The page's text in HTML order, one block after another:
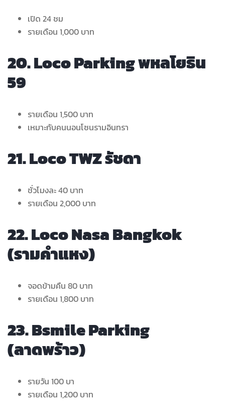
เปิด 24 ชม
รายเดือน 1,000 บาท
20. Loco Parking พหลโยธิน
59
รายเดือน 1,500 บาท
เหมาะกับคนนอนโซนรามอินทรา
21. Loco TWZ รัชดา
ชั่วโมงละ 40 บาท
รายเดือน 2,000 บาท
22. Loco Nasa Bangkok
(รามคำแหง)
จอดข้ามคืน 80 บาท
รายเดือน 1,800 บาท
23. Bsmile Parking
(ลาดพร้าว)
รายวัน 100 บา
รายเดือน 1,200 บาท